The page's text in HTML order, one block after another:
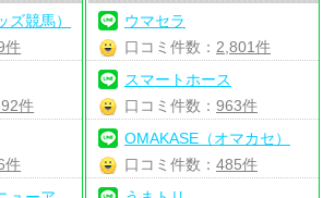
ズ競馬）
件
件
件
ウマセラ
口コミ件数： 2,801件
スマートホース
口コミ件数： 963件
OMAKASE（オマカセ）
口コミ件数： 485件